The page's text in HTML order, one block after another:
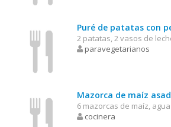
Puré de patatas con
2 patatas, 2 vasos de
paravegetarianos
Mazorca de maíz
6 mazorcas de maíz,
cocinera